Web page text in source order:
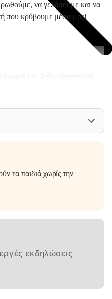
να γελάσουμε και να
που κρύβουμε μέσα μας!
62, Αγία Παρασκευή
ρούχα που μπορούν να
να έχουν μαζί τους μία
τα παιδιά χωρίς την
εκδηλώσεις